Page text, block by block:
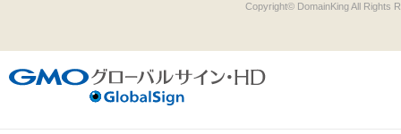
Copyright© DomainKing All Rights